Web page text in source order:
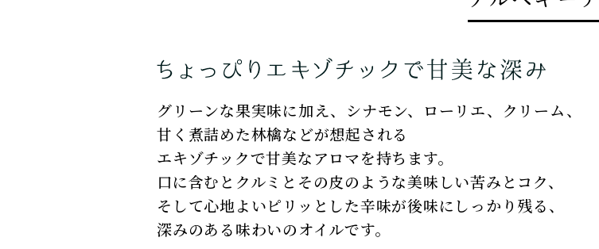
グリーンな果実味に加え、シナモン、ローリエ、クリーム、
甘く煮詰めた林檎などが想起される
エキゾチックで甘美なアロマを持ちます。
口に含むとクルミとその皮のような美味しい苦みとコク、
そして心地よいピリッとした辛味が後味にしっかり残る、
深みのある味わいのオイルです。